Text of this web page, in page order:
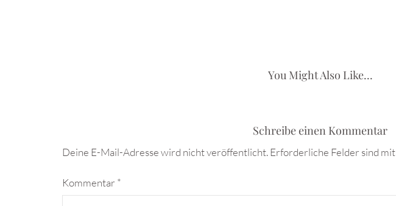
You Might Also Like...
Schreibe einen Kommentar
Deine E-Mail-Adresse wird nicht veröffentlicht.Erforderliche Felder sind mit
Kommentar *